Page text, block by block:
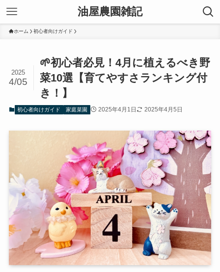
油屋農園雑記
ホーム 初心者向けガイド
🌱初心者必見！4月に植えるべき野
菜10選【育てやすさランキング付
き！】
2025
4/05
初心者向けガイド 家庭菜園 2025年4月1日 2025年4月5日